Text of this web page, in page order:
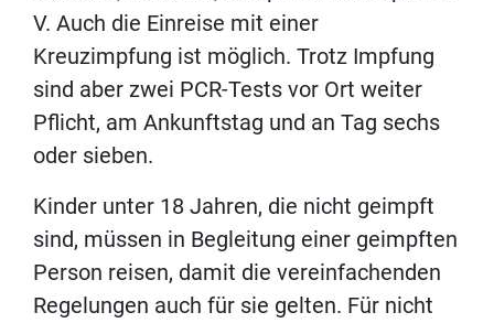
V. Auch die Einreise mit einer
Kreuzimpfung ist möglich. Trotz Impfung
sind aber zwei PCR-Tests vor Ort weiter
Pflicht, am Ankunftstag und an Tag sechs
oder sieben.
Kinder unter 18 Jahren, die nicht geimpft
sind, müssen in Begleitung einer geimpften
Person reisen, damit die vereinfachenden
Regelungen auch für sie gelten. Für nicht